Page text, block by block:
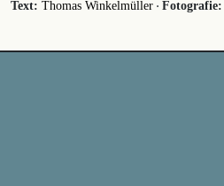
Text: Thomas Winkelmüller · Fotografie: